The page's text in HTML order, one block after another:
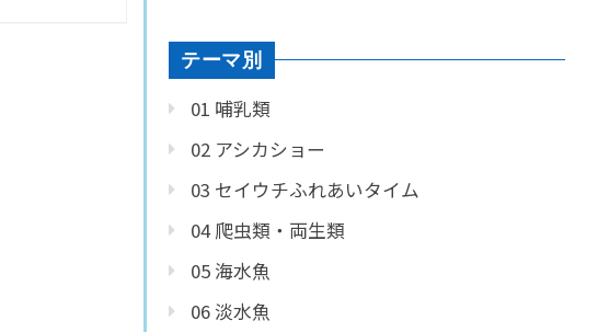
テーマ別
01 哺乳類
02 アシカショー
03 セイウチふれあいタイム
04 爬虫類・両生類
05 海水魚
06 淡水魚